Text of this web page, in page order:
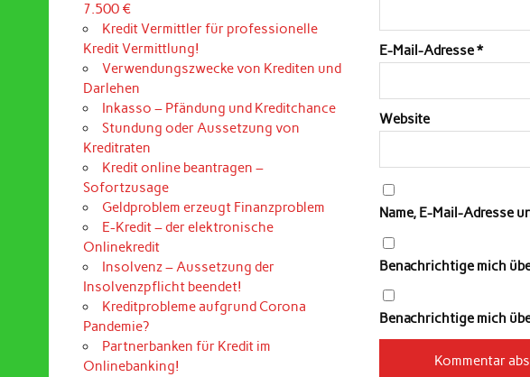
E-Mail-Adresse*
Website
Name, E-Mail-Adresse
Benachrichtige mich
Benachrichtige mich
7.500 €
Kredit Vermittler für professionelle
Kredit Vermittlung!
Verwendungszwecke von Krediten und
Darlehen
Inkasso – Pfändung und Kreditchance
Stundung oder Aussetzung von
Kreditraten
Kredit online beantragen –
Sofortzusage
Geldproblem erzeugt Finanzproblem
E-Kredit – der elektronische
Onlinekredit
Insolvenz – Aussetzung der
Insolvenzpflicht beendet!
Kreditprobleme aufgrund Corona
Pandemie?
Partnerbanken für Kredit im
Onlinebanking!